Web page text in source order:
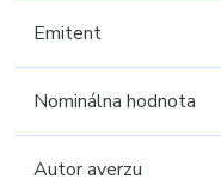
Emitent
Nominálna hodnota
Autor averzu